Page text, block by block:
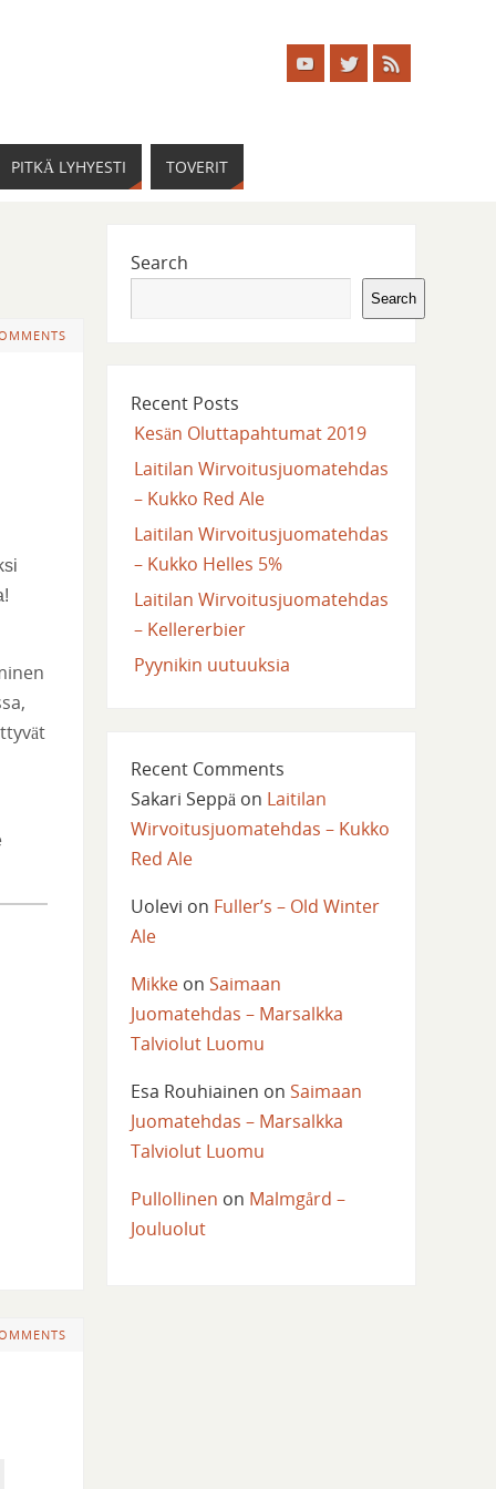
PITKÄ LYHYESTI TOVERIT
Search
Search
Recent Posts
Kesän Oluttapahtumat 2019
Laitilan Wirvoitusjuomatehdas
– Kukko Red Ale
Laitilan Wirvoitusjuomatehdas
– Kukko Helles 5%
Laitilan Wirvoitusjuomatehdas
– Kellererbier
Pyynikin uutuuksia
Recent Comments
Sakari Seppäon Laitilan
Wirvoitusjuomatehdas – Kukko
Red Ale
Uolevi on Fuller’s – Old Winter
Ale
Mikkeon Saimaan
Juomatehdas – Marsalkka
Talviolut Luomu
Esa Rouhiainen on Saimaan
Juomatehdas – Marsalkka
Talviolut Luomu
Pullollinen on Malmgård –
Jouluolut